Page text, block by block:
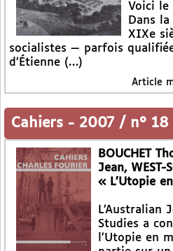
Voici le
Dans
XIXe
socialistes — parfois
d’Étienne (…)
Article
Cahiers - 2007 / n° 18
BOUCHET
Jean, WEST-
« L’Utopie
L’Australian
Studies a
l’Utopie en